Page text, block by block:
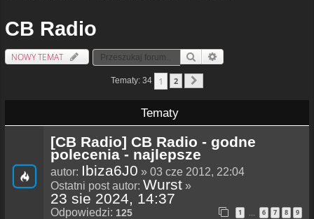
CB Radio
NOWY TEMAT Szukaj
Tematy: 34 1 2
Tematy
[CB Radio] CB Radio - godne
polecenia - najlepsze
autor: Ibiza6J0 » 03 cze 2012, 22:04
Ostatni post autor: Wurst »
23 sie 2024, 14:37
Odpowiedzi: 125 1 … 6 7 8 9